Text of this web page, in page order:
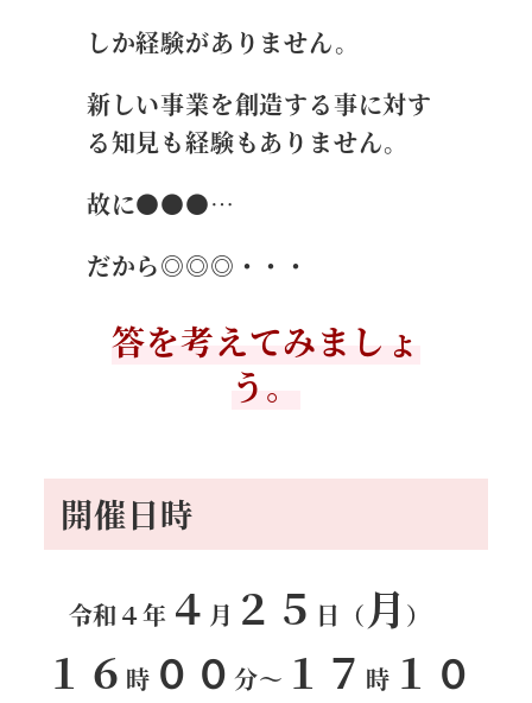
しか経験がありません。
新しい事業を創造する事に対す
る知見も経験もありません。
故に●●●…
だから◎◎◎・・・
答を考えてみましょ
う。
開催日時
令和４年 ４ 月 ２５ 日（ 月 ）
１６ 時 ００ 分～ １７ 時 １０